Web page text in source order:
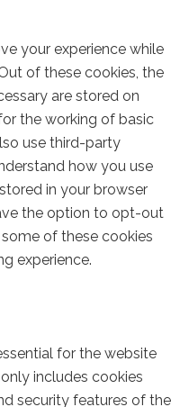
your experience while
of these cookies, the
are stored on
the working of basic
use third-party
how you use
in your browser
the option to opt-out
of these cookies
experience.
for the website
includes cookies
security features of the